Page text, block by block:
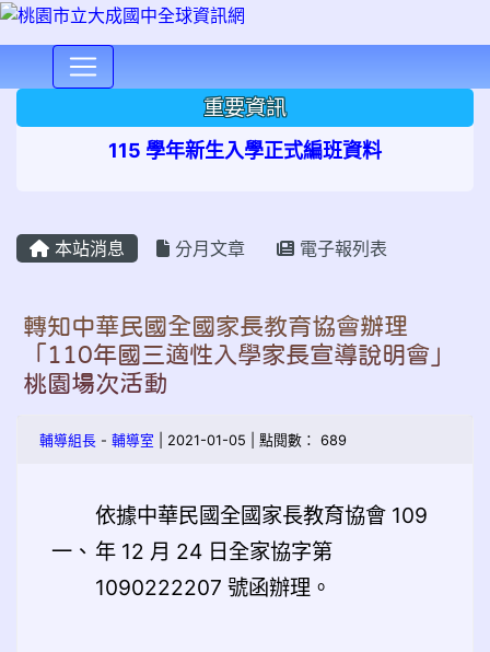
重要資訊
115 學年新生入學正式編班資料
本站消息 分月文章 電子報列表
轉知中華民國全國家長教育協會辦理
「110年國三適性入學家長宣導說明會」
桃園場次活動
輔導組長 - 輔導室 | 2021-01-05 | 點閱數： 689
一、
依據中華民國全國家長教育協會 109
年 12 月 24 日全家協字第
1090222207 號函辦理。